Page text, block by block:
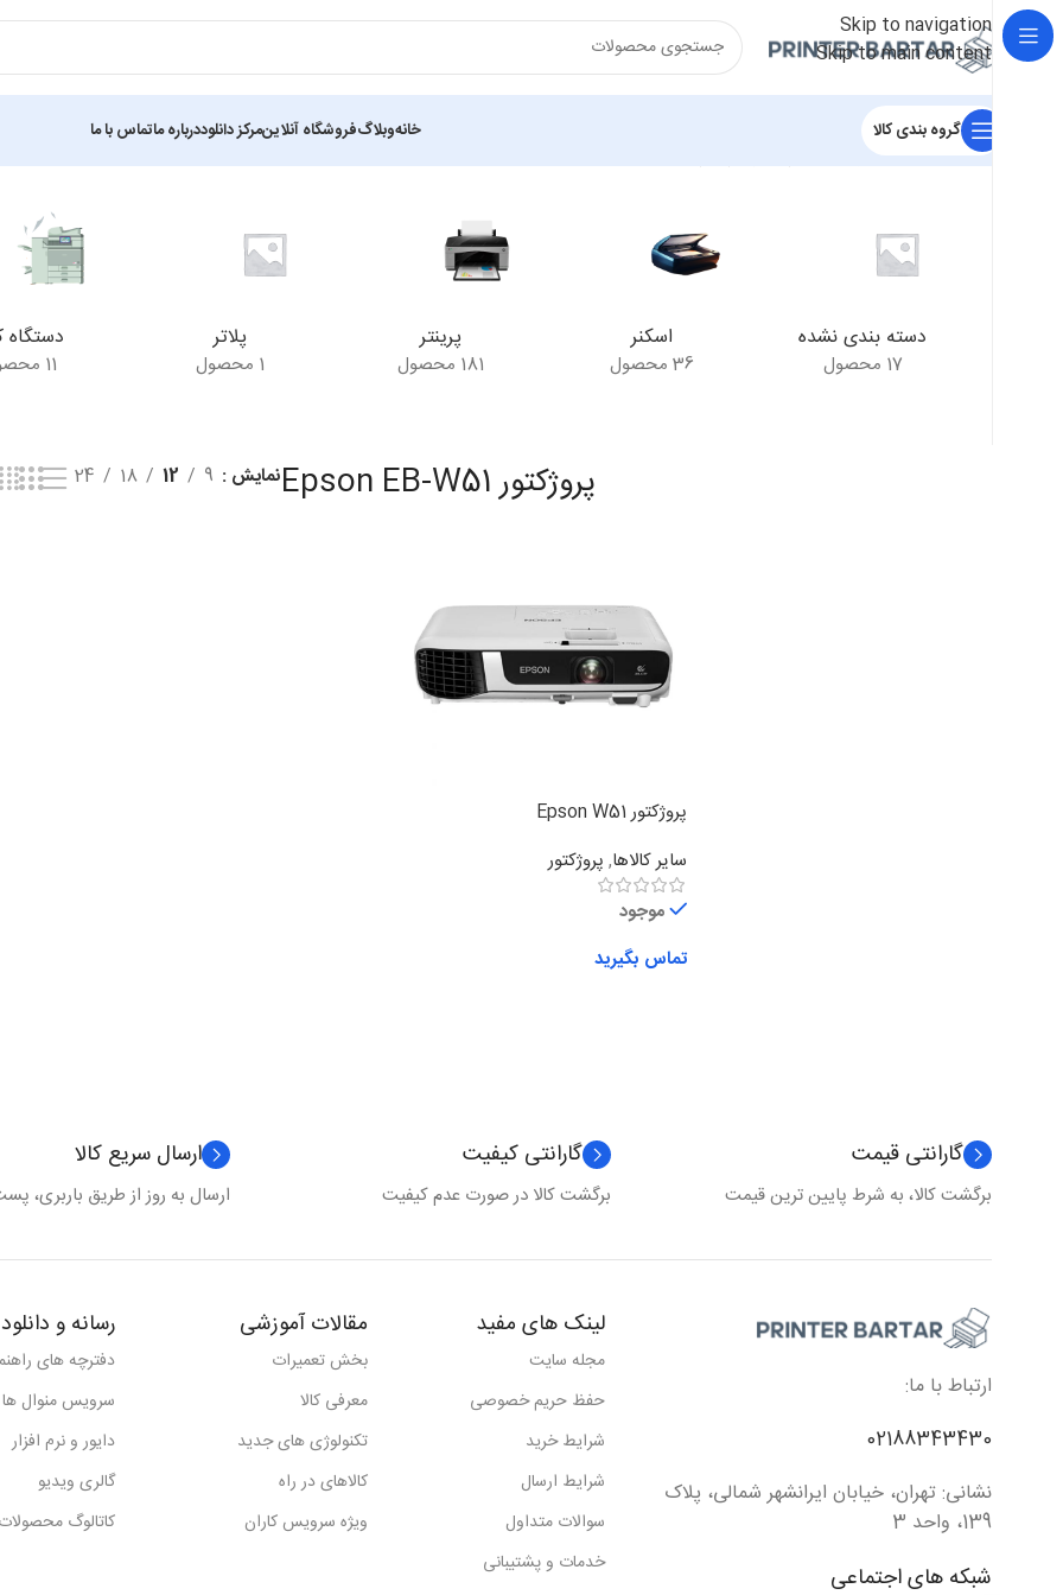
Skip to navigation
Skip to main content
گروه بندی کالا خانهوبلاگفروشگاه آنلاینمرکز دانلوددرباره ماتماس با ما
خانه/محصولات برچسب خورده “پروژکتور Epson EB-W51”
دسته بندی نشده
17 محصول
اسکنر
36 محصول
پرینتر
181 محصول
پلاتر
1 محصول
دستگاه
11 محصول
پروژکتور Epson EB-W51 نمایش 9
12
18
24
پروژکتور Epson W51
سایر کالاها, پروژکتور
موجود
تماس بگیرید
گارانتی قیمت
برگشت کالا، به شرط پایین ترین قیمت
گارانتی کیفیت
برگشت کالا در صورت عدم کیفیت
ارسال سریع کالا
ارسال به روز از طریق باربری،
ارتباط با ما:
02188343430
نشانی: تهران، خیابان ایرانشهر شمالی، پلاک
139، واحد 3
شبکه های اجتماعی
لینک های مفید
مجله سایت
حفظ حریم خصوصی
شرایط خرید
شرایط ارسال
سوالات متداول
خدمات و پشتیبانی
مقالات آموزشی
بخش تعمیرات
معرفی کالا
تکنولوژی های جدید
کالاهای در راه
ویژه سرویس کاران
رسانه و دانلود
دفترچه های
سرویس منوال ها
دایور و نرم افزار
گالری ویدیو
کاتالوگ